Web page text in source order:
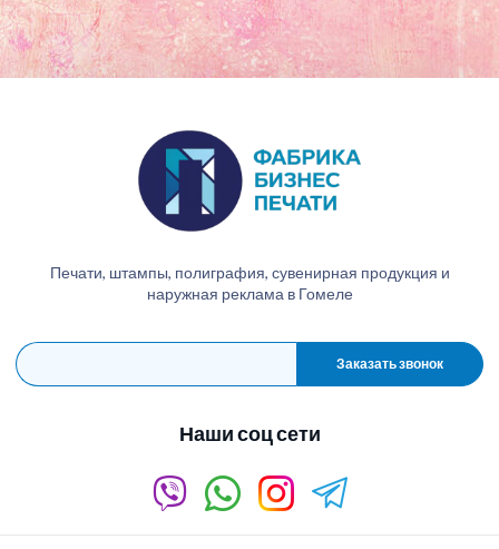
Печати, штампы, полиграфия, сувенирная продукция и
наружная реклама в Гомеле
Заказать звонок
Наши соц сети